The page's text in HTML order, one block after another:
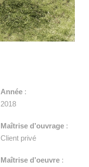
Année :
2018
Maîtrise d’ouvrage :
Client privé
Maîtrise d’oeuvre :